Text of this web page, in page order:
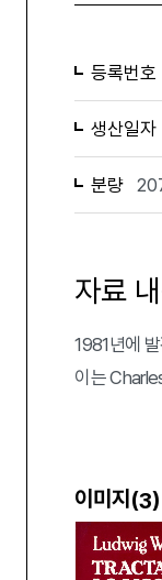
등록번호
생산일자
분량
자료
1981년에
이는
이미지(3)